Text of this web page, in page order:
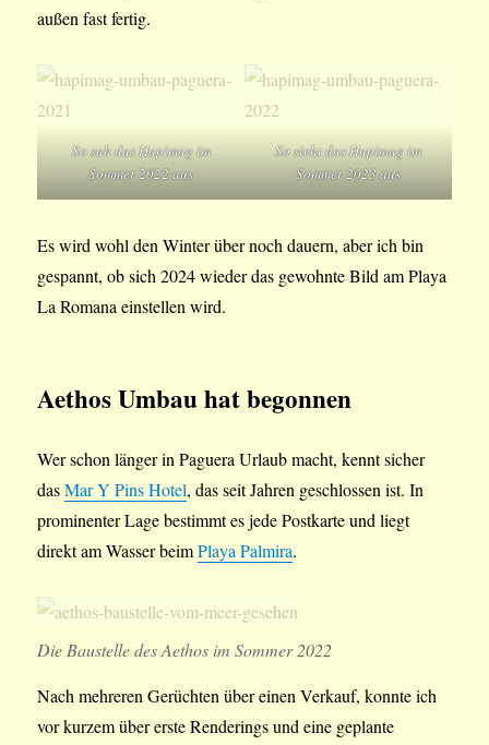
außen fast fertig.
So sah das Hapimag im
Sommer 2022 aus
So sieht das Hapimag im
Sommer 2023 aus
Es wird wohl den Winter über noch dauern, aber ich bin
gespannt, ob sich 2024 wieder das gewohnte Bild am Playa
La Romana einstellen wird.
Aethos Umbau hat begonnen
Wer schon länger in Paguera Urlaub macht, kennt sicher
dasMar Y Pins Hotel, das seit Jahren geschlossen ist. In
prominenter Lage bestimmt es jede Postkarte und liegt
direkt am Wasser beimPlaya Palmira.
Die Baustelle des Aethos im Sommer 2022
Nach mehreren Gerüchten über einen Verkauf, konnte ich
vor kurzem über erste Renderings und eine geplante